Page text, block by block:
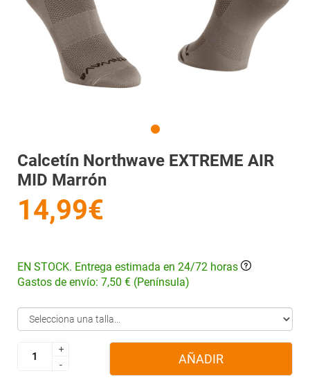
Calcetín Northwave EXTREME AIR
MID Marrón
14,99€
EN STOCK. Entrega estimada en 24/72 horas
Gastos de envío: 7,50 € (Península)
+
-
+
-
AÑADIR